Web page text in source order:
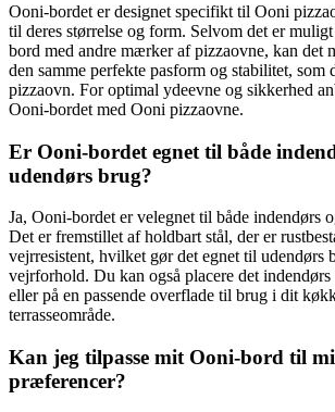
Ooni-bordet er designet specifikt til Ooni
til deres størrelse og form. Selvom det er
bord med andre mærker af pizzaovne, kan det
den samme perfekte pasform og stabilitet, som
pizzaovn. For optimal ydeevne og sikkerhed
Ooni-bordet med Ooni pizzaovne.
Er Ooni-bordet egnet til både
udendørs brug?
Ja, Ooni-bordet er velegnet til både indendørs
Det er fremstillet af holdbart stål, der er
vejrresistent, hvilket gør det egnet til udendørs
vejrforhold. Du kan også placere det
eller på en passende overflade til brug i dit
terrasseområde.
Kan jeg tilpasse mit Ooni-bord til
præferencer?